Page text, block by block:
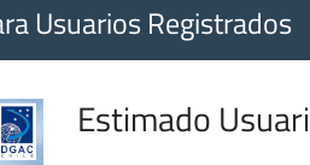
Usuarios Registrados
Estimado